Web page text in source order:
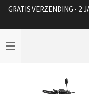
Ga
naar
de
hoofdinhoud
GRATIS VERZENDING - 2